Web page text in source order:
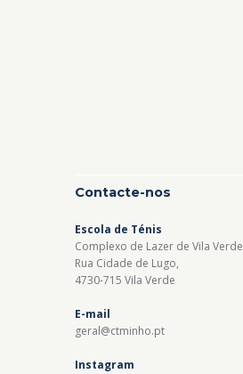
Contacte-nos
Escola de Ténis
Complexo de Lazer de Vila Verde
Rua Cidade de Lugo,
4730-715 Vila Verde
E-mail
geral@ctminho.pt
Instagram